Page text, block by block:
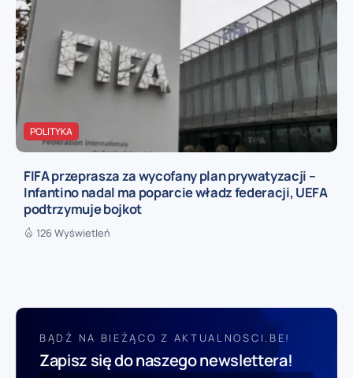
POLITYKA
FIFA przeprasza za wycofany plan prywatyzacji –
Infantino nadal ma poparcie władz federacji, UEFA
podtrzymuje bojkot
126 Wyświetleń
BĄDŹ NA BIEŻĄCO Z AKTUALNOSCI.BE!
Zapisz się do naszego newslettera!